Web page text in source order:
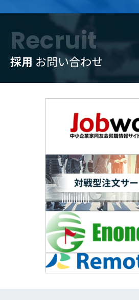
Recruit
採用 お問い合わせ